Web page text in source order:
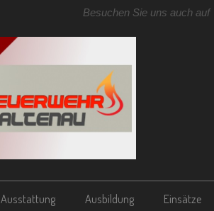
Besuchen Sie uns auch auf
Ausstattung Ausbildung Einsätze